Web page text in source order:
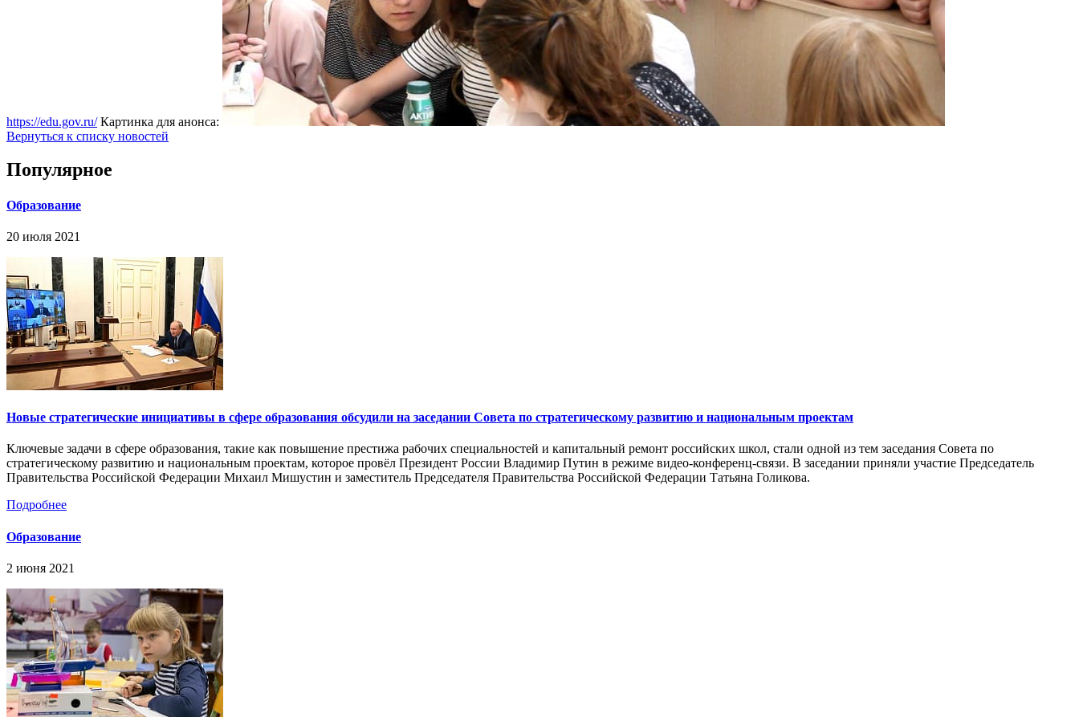
https://edu.gov.ru/Картинка для анонса:
Вернуться к списку новостей
Популярное
Образование
20 июля 2021
Новые стратегические инициативы в сфере образования обсудили на заседании Совета по стратегическому развитию и национальным проектам
Ключевые задачи в сфере образования, такие как повышение престижа рабочих специальностей и капитальный ремонт российских школ, стали одной из тем заседания Совета по
стратегическому развитию и национальным проектам, которое провёл Президент России Владимир Путин в режиме видео-конференц-связи. В заседании приняли участие Председатель
Правительства Российской Федерации Михаил Мишустин и заместитель Председателя Правительства Российской Федерации Татьяна Голикова.
Подробнее
Образование
2 июня 2021